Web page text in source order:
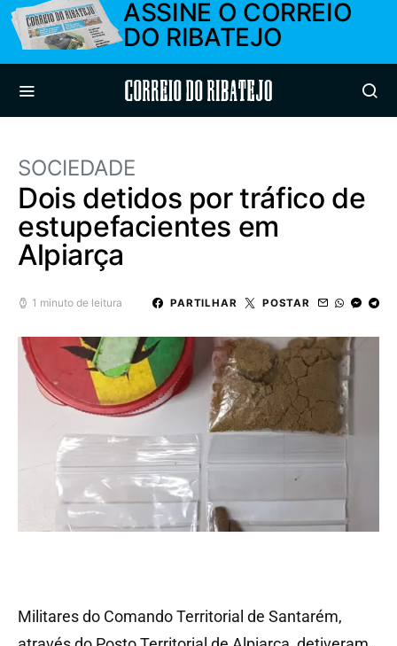
ASSINE O CORREIO
DO RIBATEJO
Correio do Ribatejo
SOCIEDADE
Dois detidos por tráfico de
estupefacientes em
Alpiarça
1 minuto de leitura PARTILHAR POSTAR
Militares do Comando Territorial de Santarém,